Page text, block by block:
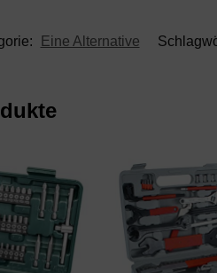
Eine Alternative